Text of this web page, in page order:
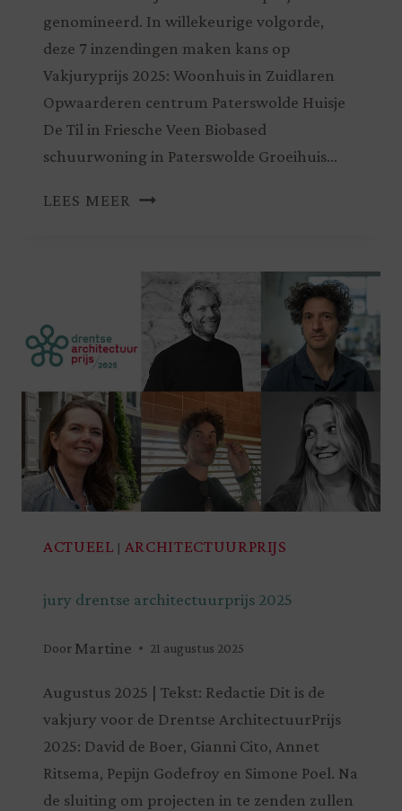
genomineerd. In willekeurige volgorde,
deze 7 inzendingen maken kans op
Vakjuryprijs 2025: Woonhuis in Zuidlaren
Opwaarderen centrum Paterswolde Huisje
De Til in Friesche Veen Biobased
schuurwoning in Paterswolde Groeihuis…
LEES MEER
ACTUEEL ARCHITECTUURPRIJS
jury drentse architectuurprijs 2025
Door Martine 21 augustus 2025
Augustus 2025 | Tekst: Redactie Dit is de
vakjury voor de Drentse ArchitectuurPrijs
2025: David de Boer, Gianni Cito, Annet
Ritsema, Pepijn Godefroy en Simone Poel. Na
de sluiting om projecten in te zenden zullen